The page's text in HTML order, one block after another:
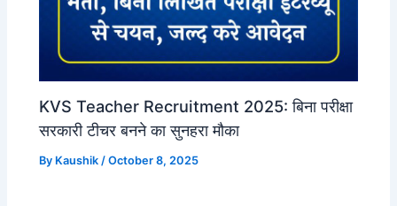
KVS Teacher Recruitment 2025: बिना परीक्षा
सरकारी टीचर बनने का सुनहरा मौका
By Kaushik /October 8, 2025